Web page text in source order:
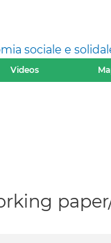
sociale e
Videos